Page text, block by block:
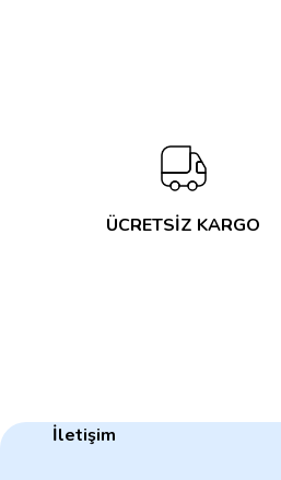
ÜCRETSİZ KARGO
İletişim